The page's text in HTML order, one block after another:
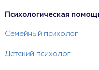
Психологическая
Семейный психолог
Детский психолог